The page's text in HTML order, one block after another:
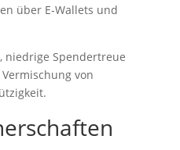
über E‑Wallets und
niedrige Spendertreue
von